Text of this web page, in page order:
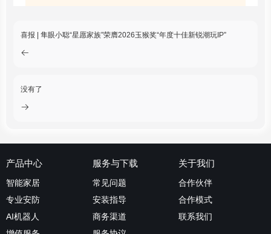
喜报 | 隼眼小聪“星愿家族”荣膺2026玉猴奖“年度十佳新锐潮玩IP”
没有了
产品中心
智能家居
专业安防
AI机器人
服务与下载
常见问题
安装指导
商务渠道
关于我们
合作伙伴
合作模式
联系我们